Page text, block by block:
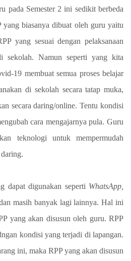
pada Semester 2 ini sedikit berbeda
yang biasanya dibuat oleh guru yaitu
yang sesuai dengan pelaksanaan
sekolah. Namun seperti yang kita
19 membuat semua proses belajar
di sekolah secara tatap muka,
secara daring/online. Tentu kondisi
cara mengajarnya pula. Guru
teknologi untuk mempermudah
dapat digunakan seperti WhatsApp,
masih banyak lagi lainnya. Hal ini
yang akan disusun oleh guru. RPP
kondisi yang terjadi di lapangan.
ini, maka RPP yang akan disusun